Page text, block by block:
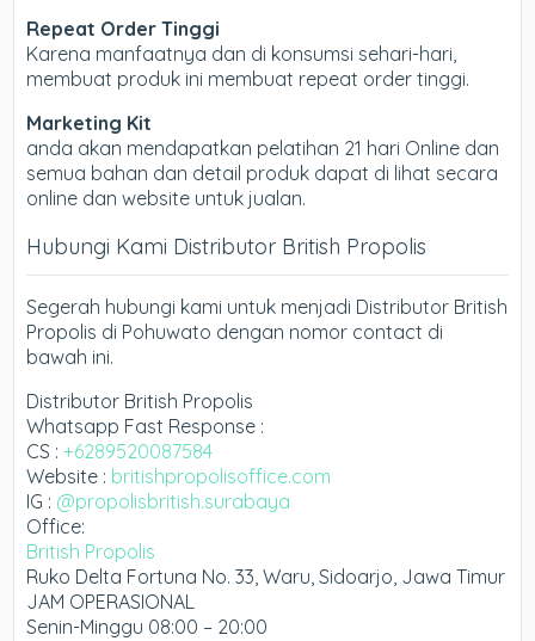
Repeat Order Tinggi
Karena manfaatnya dan di konsumsi sehari-hari,
membuat produk ini membuat repeat order tinggi.
Marketing Kit
anda akan mendapatkan pelatihan 21 hari Online dan
semua bahan dan detail produk dapat di lihat secara
online dan website untuk jualan.
Hubungi Kami Distributor British Propolis
Segerah hubungi kami untuk menjadi Distributor British
Propolis di Pohuwato dengan nomor contact di
bawah ini.
Distributor British Propolis
Whatsapp Fast Response :
CS : +6289520087584
Website : britishpropolisoffice.com
IG : @propolisbritish.surabaya
Office:
British Propolis
Ruko Delta Fortuna No. 33, Waru, Sidoarjo, Jawa Timur
JAM OPERASIONAL
Senin-Minggu 08:00 – 20:00